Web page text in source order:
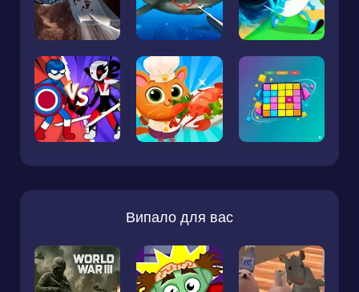
Випало для вас